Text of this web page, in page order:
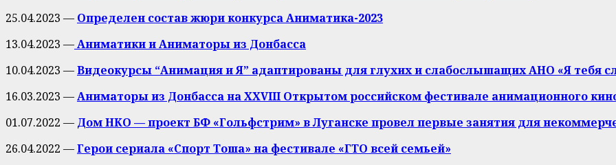
25.04.2023 — Определен состав жюри конкурса Аниматика-2023
13.04.2023 —Аниматики и Аниматоры из Донбасса
10.04.2023 —Видеокурсы “Анимация и Я” адаптированы для глухих и слабослышащих АНО «Я тебя
16.03.2023 —Аниматоры из Донбасса на XXVIII Открытом российском фестивале анимационного
01.07.2022 — Дом НКО — проект БФ «Гольфстрим» в Луганске провел первые занятия для
26.04.2022 —Герои сериала «Спорт Тоша» на фестивале «ГТО всей семьей»